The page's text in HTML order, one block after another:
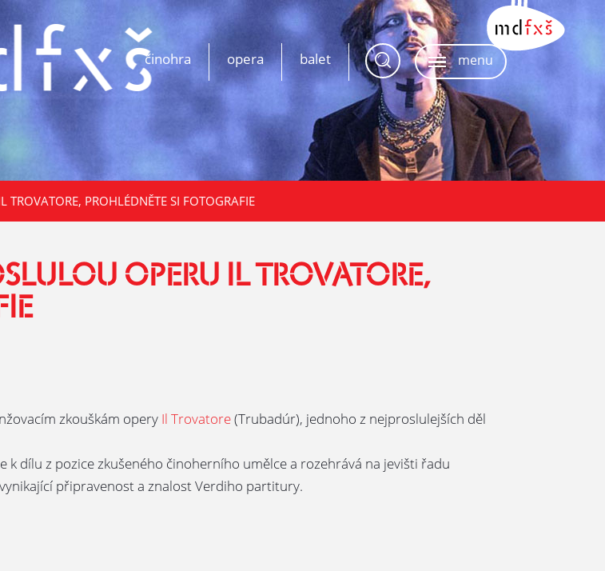
menu
balet
opera
činohra
PROHLÉDNĚTE SI FOTOGRAFIE
OPERU IL TROVATORE,
zkouškám operyIl Trovatore(Trubadúr), jednoho z nejproslulejších děl
k dílu z pozice zkušeného činoherního umělce a rozehrává na jevišti řadu
připravenost a znalost Verdiho partitury.